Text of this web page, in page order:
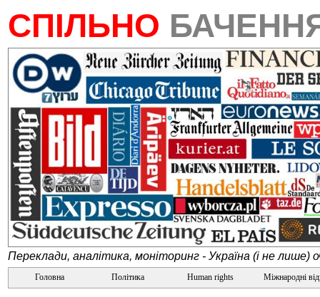
СПІЛЬНО
Переклади, аналітика, моніторинг - Україна (і не лише)
Головна Політика Human rights Міжнародні